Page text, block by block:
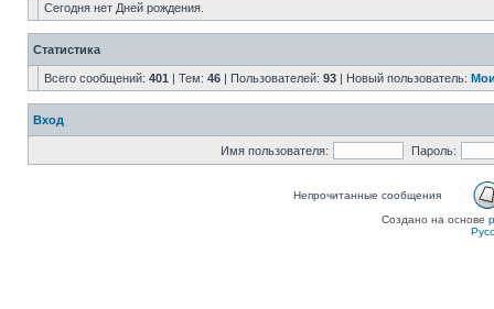
Сегодня нет Дней рождения.
Статистика
Всего сообщений: 401 | Тем: 46 | Пользователей: 93 | Новый пользователь:
Вход
Имя пользователя: Пароль:
Непрочитанные сообщения
Создано на основе